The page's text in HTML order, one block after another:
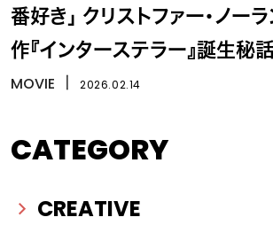
番好き」 クリストファー・ノー
作『インターステラー』誕生秘
MOVIE 2026.02.14
CATEGORY
CREATIVE